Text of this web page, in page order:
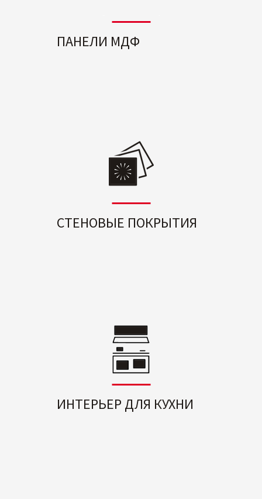
ПАНЕЛИ МДФ
СТЕНОВЫЕ ПОКРЫТИЯ
ИНТЕРЬЕР ДЛЯ КУХНИ